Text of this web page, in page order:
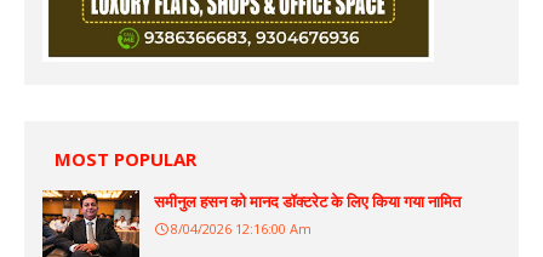
MOST POPULAR
समीनुल हसन को मानद डॉक्टरेट के लिए किया गया नामित
8/04/2026 12:16:00 Am